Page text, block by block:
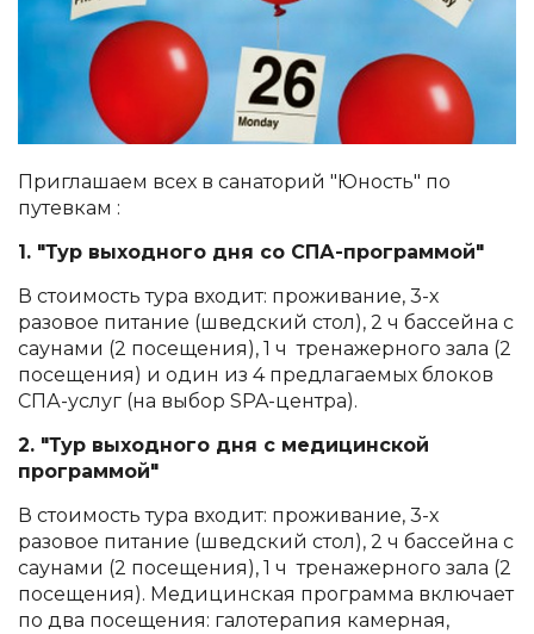
Приглашаем всех в санаторий "Юность" по
путевкам :
1. "Тур выходного дня со СПА-программой"
В стоимость тура входит: проживание, 3-х
разовое питание (шведский стол), 2 ч бассейна с
саунами (2 посещения), 1 ч тренажерного зала (2
посещения) и один из 4 предлагаемых блоков
СПА-услуг (на выбор SPA-центра).
2. "Тур выходного дня с медицинской
программой"
В стоимость тура входит: проживание, 3-х
разовое питание (шведский стол), 2 ч бассейна с
саунами (2 посещения), 1 ч тренажерного зала (2
посещения). Медицинская программа включает
по два посещения: галотерапия камерная,